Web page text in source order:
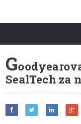
G
SealTech za